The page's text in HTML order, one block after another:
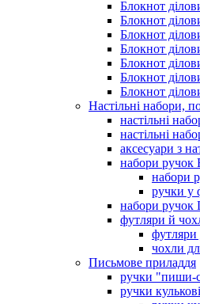
Блокнот
Блокнот
Блокнот
Блокнот
Блокнот
Блокнот
Блокнот
Настільні набори,
настільні
настільні
аксесуари з
набори ручок
набори
ручки у
набори ручок
футляри й
футляри
чохли
Письмове приладдя
ручки "пиши-
ручки кулькові